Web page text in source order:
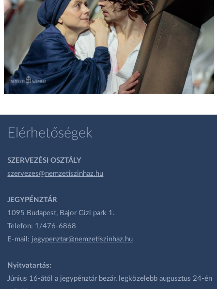
Elérhetőségek
SZERVEZÉSI OSZTÁLY
szervezes@nemzetiszinhaz.hu
JEGYPÉNZTÁR
1095 Budapest, Bajor Gizi park 1.
Telefon: 1/476-6868
E-mail: jegypenztar@nemzetiszinhaz.hu
Nyitvatartás:
Június 16-ától a jegypénztár bezár, legközelebb augusztus 24-én